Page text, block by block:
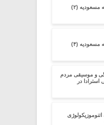
مسعودیه (۲)
مسعودیه (۴)
و موسیقی مردم
در
اتنوموزیکولوژی